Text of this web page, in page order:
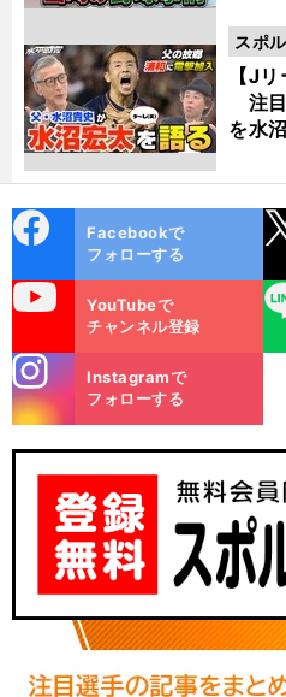
【J
注
を水
スポ
動画
ok
Facebookで
フォローする
YouTubeで
チャンネル登録
LINE
m
Instagramで
フォローする